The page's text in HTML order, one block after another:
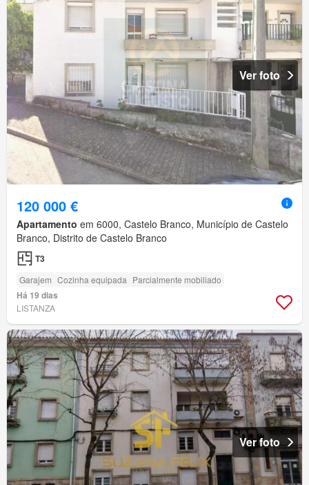
Ver foto
120 000 €
Apartamento em 6000, Castelo Branco, Município de Castelo
Branco, Distrito de Castelo Branco
T3
Garajem Cozinha equipada Parcialmente mobiliado
Há 19 dias
LISTANZA
Ver foto